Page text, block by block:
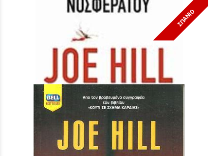
ΣΠΑΝΙΟ
Νοσφεράτου ΝΟ 1063***
Τιμή: 14,90 €